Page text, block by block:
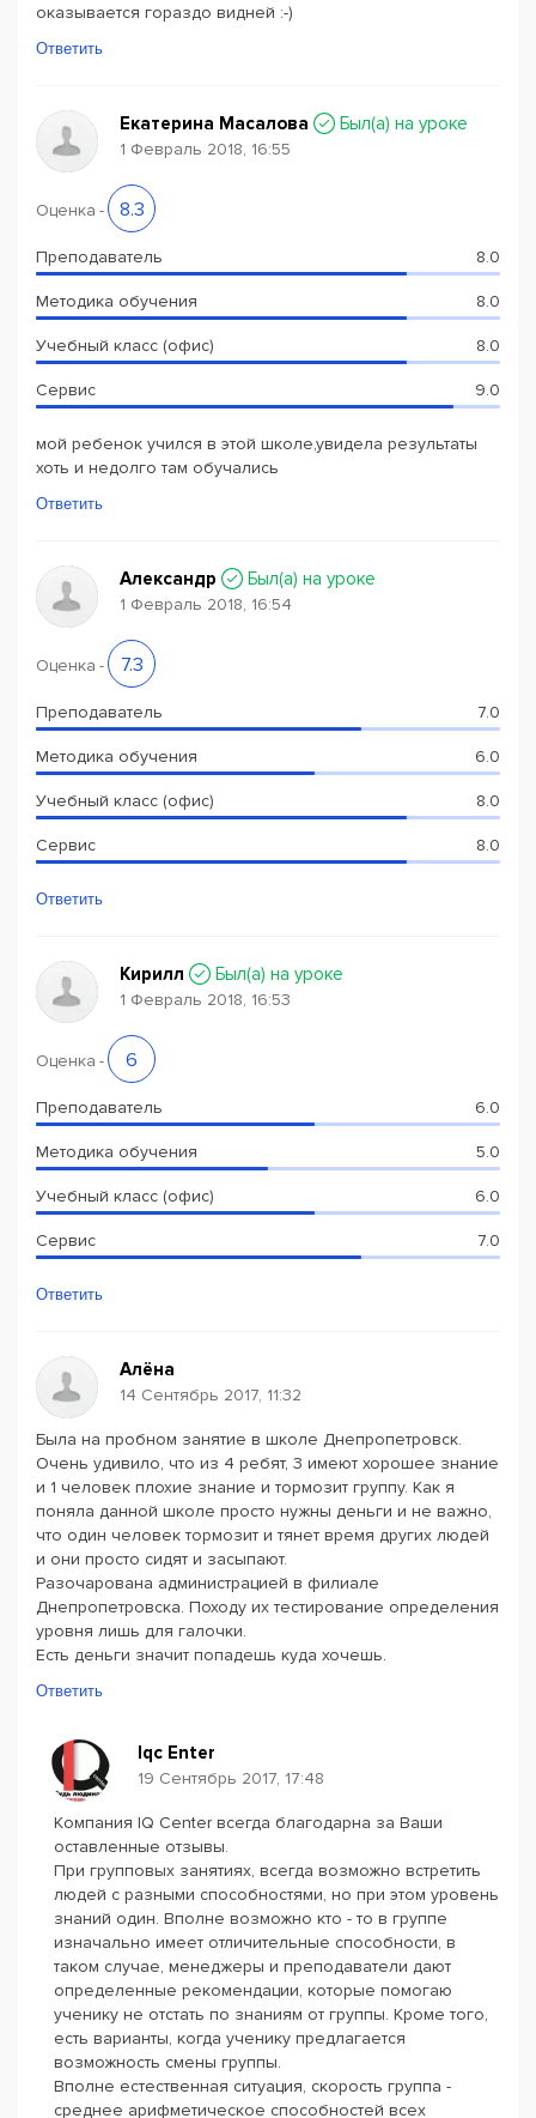
оказывается гораздо видней :-)
Ответить
Екатерина Масалова Был(a) на уроке
1 Февраль 2018, 16:55
Оценка - 8.3
Преподаватель 8.0
Методика обучения 8.0
Учебный класс (офис) 8.0
Сервис 9.0
мой ребенок учился в этой школе,увидела результаты
хоть и недолго там обучались
Ответить
Александр Был(a) на уроке
1 Февраль 2018, 16:54
Оценка - 7.3
Преподаватель 7.0
Методика обучения 6.0
Учебный класс (офис) 8.0
Сервис 8.0
Ответить
Кирилл Был(a) на уроке
1 Февраль 2018, 16:53
Оценка - 6
Преподаватель 6.0
Методика обучения 5.0
Учебный класс (офис) 6.0
Сервис 7.0
Ответить
Алёна
14 Сентябрь 2017, 11:32
Была на пробном занятие в школе Днепропетровск.
Очень удивило, что из 4 ребят, 3 имеют хорошее знание
и 1 человек плохие знание и тормозит группу. Как я
поняла данной школе просто нужны деньги и не важно,
что один человек тормозит и тянет время других людей
и они просто сидят и засыпают.
Разочарована администрацией в филиале
Днепропетровска. Походу их тестирование определения
уровня лишь для галочки.
Есть деньги значит попадешь куда хочешь.
Ответить
Iqc Enter
19 Сентябрь 2017, 17:48
Компания IQ Center всегда благодарна за Ваши
оставленные отзывы.
При групповых занятиях, всегда возможно встретить
людей с разными способностями, но при этом уровень
знаний один. Вполне возможно кто - то в группе
изначально имеет отличительные способности, в
таком случае, менеджеры и преподаватели дают
определенные рекомендации, которые помогаю
ученику не отстать по знаниям от группы. Кроме того,
есть варианты, когда ученику предлагается
возможность смены группы.
Вполне естественная ситуация, скорость группа -
среднее арифметическое способностей всех